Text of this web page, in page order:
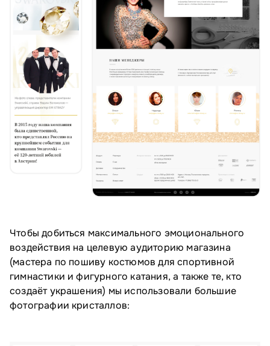
Чтобы добиться максимального эмоционального
воздействия на целевую аудиторию магазина
(мастера по пошиву костюмов для спортивной
гимнастики и фигурного катания, а также те, кто
создаёт украшения) мы использовали большие
фотографии кристаллов: